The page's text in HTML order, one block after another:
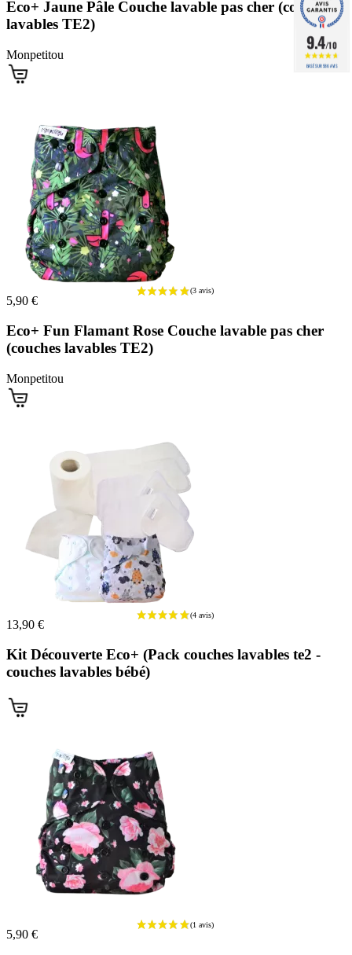
Eco+ Jaune Pâle Couche lavable pas cher (couches
lavables TE2)
Monpetitou
5,90 €
Eco+ Fun Flamant Rose Couche lavable pas cher
(couches lavables TE2)
Monpetitou
13,90 €
Kit Découverte Eco+ (Pack couches lavables te2 -
couches lavables bébé)
5,90 €
9.4/10
BASÉ SUR 586 AVIS